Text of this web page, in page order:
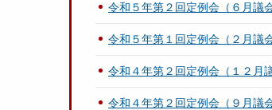
令和５年第２回定例会（６月議
令和５年第１回定例会（２月議
令和４年第２回定例会（１２月
令和４年第２回定例会（９月議